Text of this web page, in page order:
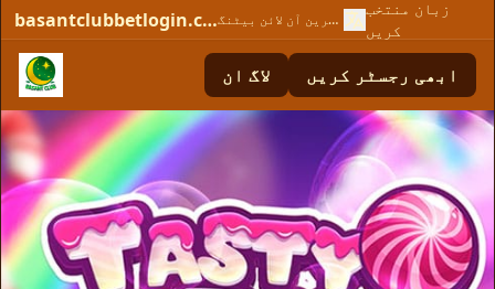
basantclubbetlogin.com بہترین آن لائن بیٹنگ
زبان منتخب
کریں
لاگ ان ابھی رجسٹر کریں